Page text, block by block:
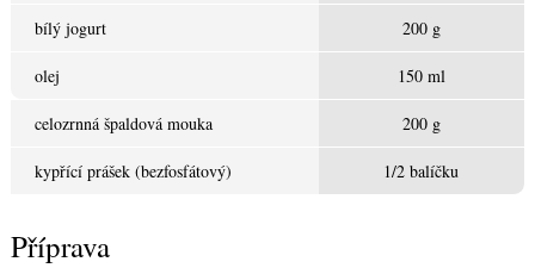
bílý jogurt 200 g
olej 150 ml
celozrnná špaldová mouka 200 g
kypřící prášek (bezfosfátový) 1/2 balíčku
Příprava